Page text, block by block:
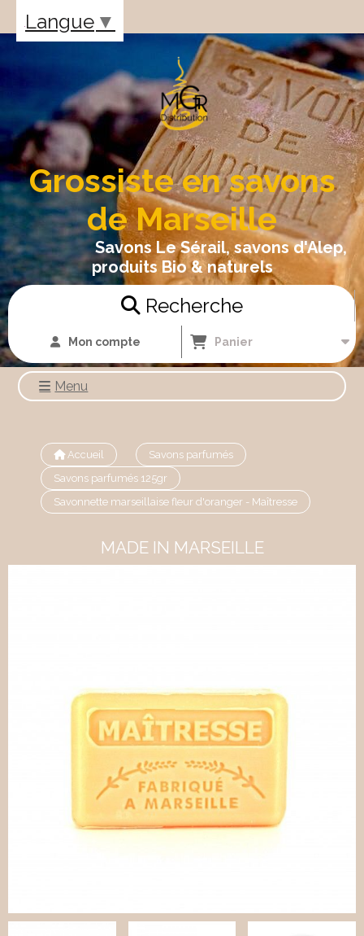
Grossiste en savons
de Marseille
Savons Le Sérail, savons d'Alep,
produits Bio & naturels
Recherche
Mon compte Panier
Menu
Accueil
Savons parfumés
Savons parfumés 125gr
Savonnette marseillaise fleur d'oranger - Maîtresse
MADE IN MARSEILLE
Langue ▼